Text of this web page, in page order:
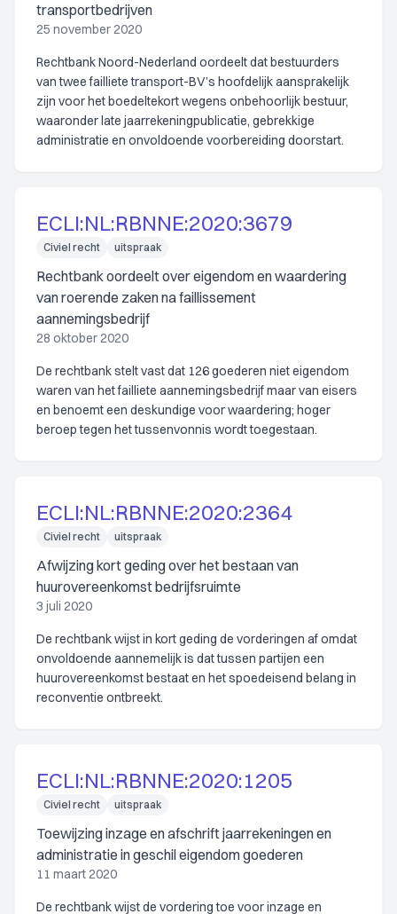
transportbedrijven
25 november 2020
Rechtbank Noord-Nederland oordeelt dat bestuurders
van twee failliete transport-BV’s hoofdelijk aansprakelijk
zijn voor het boedeltekort wegens onbehoorlijk bestuur,
waaronder late jaarrekeningpublicatie, gebrekkige
administratie en onvoldoende voorbereiding doorstart.
ECLI:NL:RBNNE:2020:3679
Civiel recht uitspraak
Rechtbank oordeelt over eigendom en waardering
van roerende zaken na faillissement
aannemingsbedrijf
28 oktober 2020
De rechtbank stelt vast dat 126 goederen niet eigendom
waren van het failliete aannemingsbedrijf maar van eisers
en benoemt een deskundige voor waardering; hoger
beroep tegen het tussenvonnis wordt toegestaan.
ECLI:NL:RBNNE:2020:2364
Civiel recht uitspraak
Afwijzing kort geding over het bestaan van
huurovereenkomst bedrijfsruimte
3 juli 2020
De rechtbank wijst in kort geding de vorderingen af omdat
onvoldoende aannemelijk is dat tussen partijen een
huurovereenkomst bestaat en het spoedeisend belang in
reconventie ontbreekt.
ECLI:NL:RBNNE:2020:1205
Civiel recht uitspraak
Toewijzing inzage en afschrift jaarrekeningen en
administratie in geschil eigendom goederen
11 maart 2020
De rechtbank wijst de vordering toe voor inzage en